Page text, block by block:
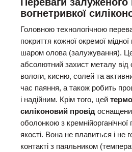
вогнетривкої
Головною технологічною
покриття кожної окремої
шаром олова (залужування).
абсолютний захист металу від
вологи, кисню, солей та
час паяння, а також робить
і надійним. Крім того, цей
силіконовий провід
оболонкою з кремнійорганічної
якості. Вона не плавиться і не
контакті з паяльником